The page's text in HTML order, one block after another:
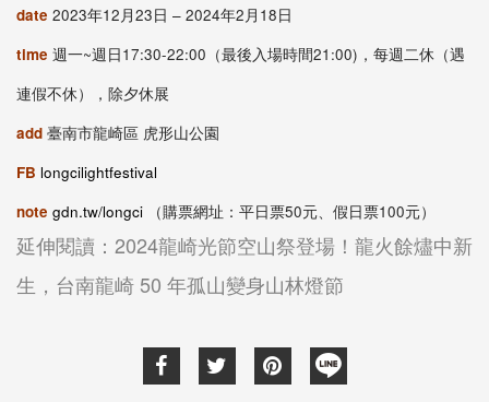
date 2023年12⽉23⽇ – 2024年2⽉ 18⽇
time 週⼀~週⽇17:30-22:00 （最後入場時間21:00)， 每週⼆休（遇
連假不休），除夕休展
add 臺南市龍崎區 虎形⼭公園
FB longcilightfestival
note gdn.tw/longci （購票網址：平日票50元、假日票100元）
延伸閱讀：2024龍崎光節空山祭登場！龍火餘燼中新
生，台南龍崎 50 年孤山變身山林燈節